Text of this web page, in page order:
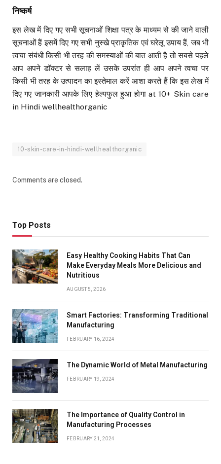
निष्कर्ष
इस लेख में दिए गए सभी सूचनाओं शिक्षा पत्र के माध्यम से की जाने वाली
सूचनाओं हैं इसमें दिए गए सभी नुस्खे प्राकृतिक एवं घरेलू उपाय हैं, जब भी
त्वचा संबंधी किसी भी तरह की समस्याओं की बात आती है तो सबसे पहले
आप अपने डॉक्टर से सलाह लें उसके उपरांत ही आप अपने त्वचा पर
किसी भी तरह के उत्पादन का इस्तेमाल करें आशा करते हैं कि इस लेख में
दिए गए जानकारी आपके लिए हेल्पफुल हुआ होगा at 10+ Skin care
in Hindi wellhealthorganic
10-skin-care-in-hindi-wellhealthorganic
Comments are closed.
Top Posts
Easy Healthy Cooking Habits That Can
Make Everyday Meals More Delicious and
Nutritious
AUGUST 5, 2026
Smart Factories: Transforming Traditional
Manufacturing
FEBRUARY 16, 2024
The Dynamic World of Metal Manufacturing
FEBRUARY 19, 2024
The Importance of Quality Control in
Manufacturing Processes
FEBRUARY 21, 2024